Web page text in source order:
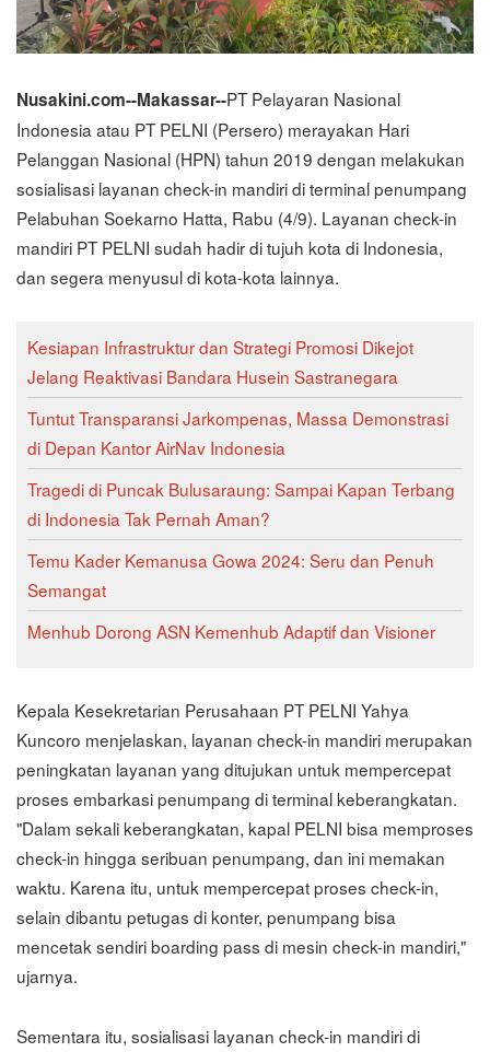
Nusakini.com--Makassar--PT Pelayaran Nasional
Indonesia atau PT PELNI (Persero) merayakan Hari
Pelanggan Nasional (HPN) tahun 2019 dengan melakukan
sosialisasi layanan check-in mandiri di terminal penumpang
Pelabuhan Soekarno Hatta, Rabu (4/9). Layanan check-in
mandiri PT PELNI sudah hadir di tujuh kota di Indonesia,
dan segera menyusul di kota-kota lainnya.
Kesiapan Infrastruktur dan Strategi Promosi Dikejot
Jelang Reaktivasi Bandara Husein Sastranegara
Tuntut Transparansi Jarkompenas, Massa Demonstrasi
di Depan Kantor AirNav Indonesia
Tragedi di Puncak Bulusaraung: Sampai Kapan Terbang
di Indonesia Tak Pernah Aman?
Temu Kader Kemanusa Gowa 2024: Seru dan Penuh
Semangat
Menhub Dorong ASN Kemenhub Adaptif dan Visioner
Kepala Kesekretarian Perusahaan PT PELNI Yahya
Kuncoro menjelaskan, layanan check-in mandiri merupakan
peningkatan layanan yang ditujukan untuk mempercepat
proses embarkasi penumpang di terminal keberangkatan.
"Dalam sekali keberangkatan, kapal PELNI bisa memproses
check-in hingga seribuan penumpang, dan ini memakan
waktu. Karena itu, untuk mempercepat proses check-in,
selain dibantu petugas di konter, penumpang bisa
mencetak sendiri boarding pass di mesin check-in mandiri,"
ujarnya.
Sementara itu, sosialisasi layanan check-in mandiri di